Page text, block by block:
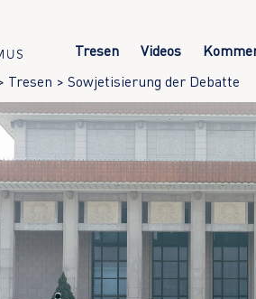
Tresen Videos
Tresen >Sowjetisierung der Debatte